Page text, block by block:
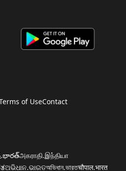
of UseContact
அகராதி.இந்தியா
ଅଭିଧାନ.ଭାରତঅভিধান.ভারতचौपाल.भारत